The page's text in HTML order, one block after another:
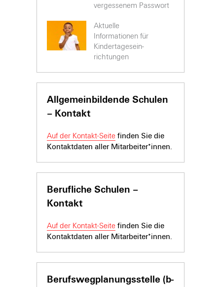
vergessenem Passwort
Aktuelle
Informationen für
Kinder­tages­ein­
richtungen
Allgemeinbildende Schulen
– Kontakt
Auf der Kontakt-Seite finden Sie die
Kontaktdaten aller Mitarbeiter*innen.
Berufliche Schulen –
Kontakt
Auf der Kontakt-Seite finden Sie die
Kontaktdaten aller Mitarbeiter*innen.
Berufswegplanungsstelle (b-